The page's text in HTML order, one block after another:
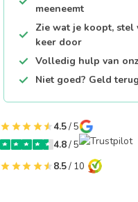
meeneemt
Zie wat je koopt, stel
keer door
Volledig hulp van
Niet goed? Geld
4.5/ 5
4.8/ 5
8.5/ 10